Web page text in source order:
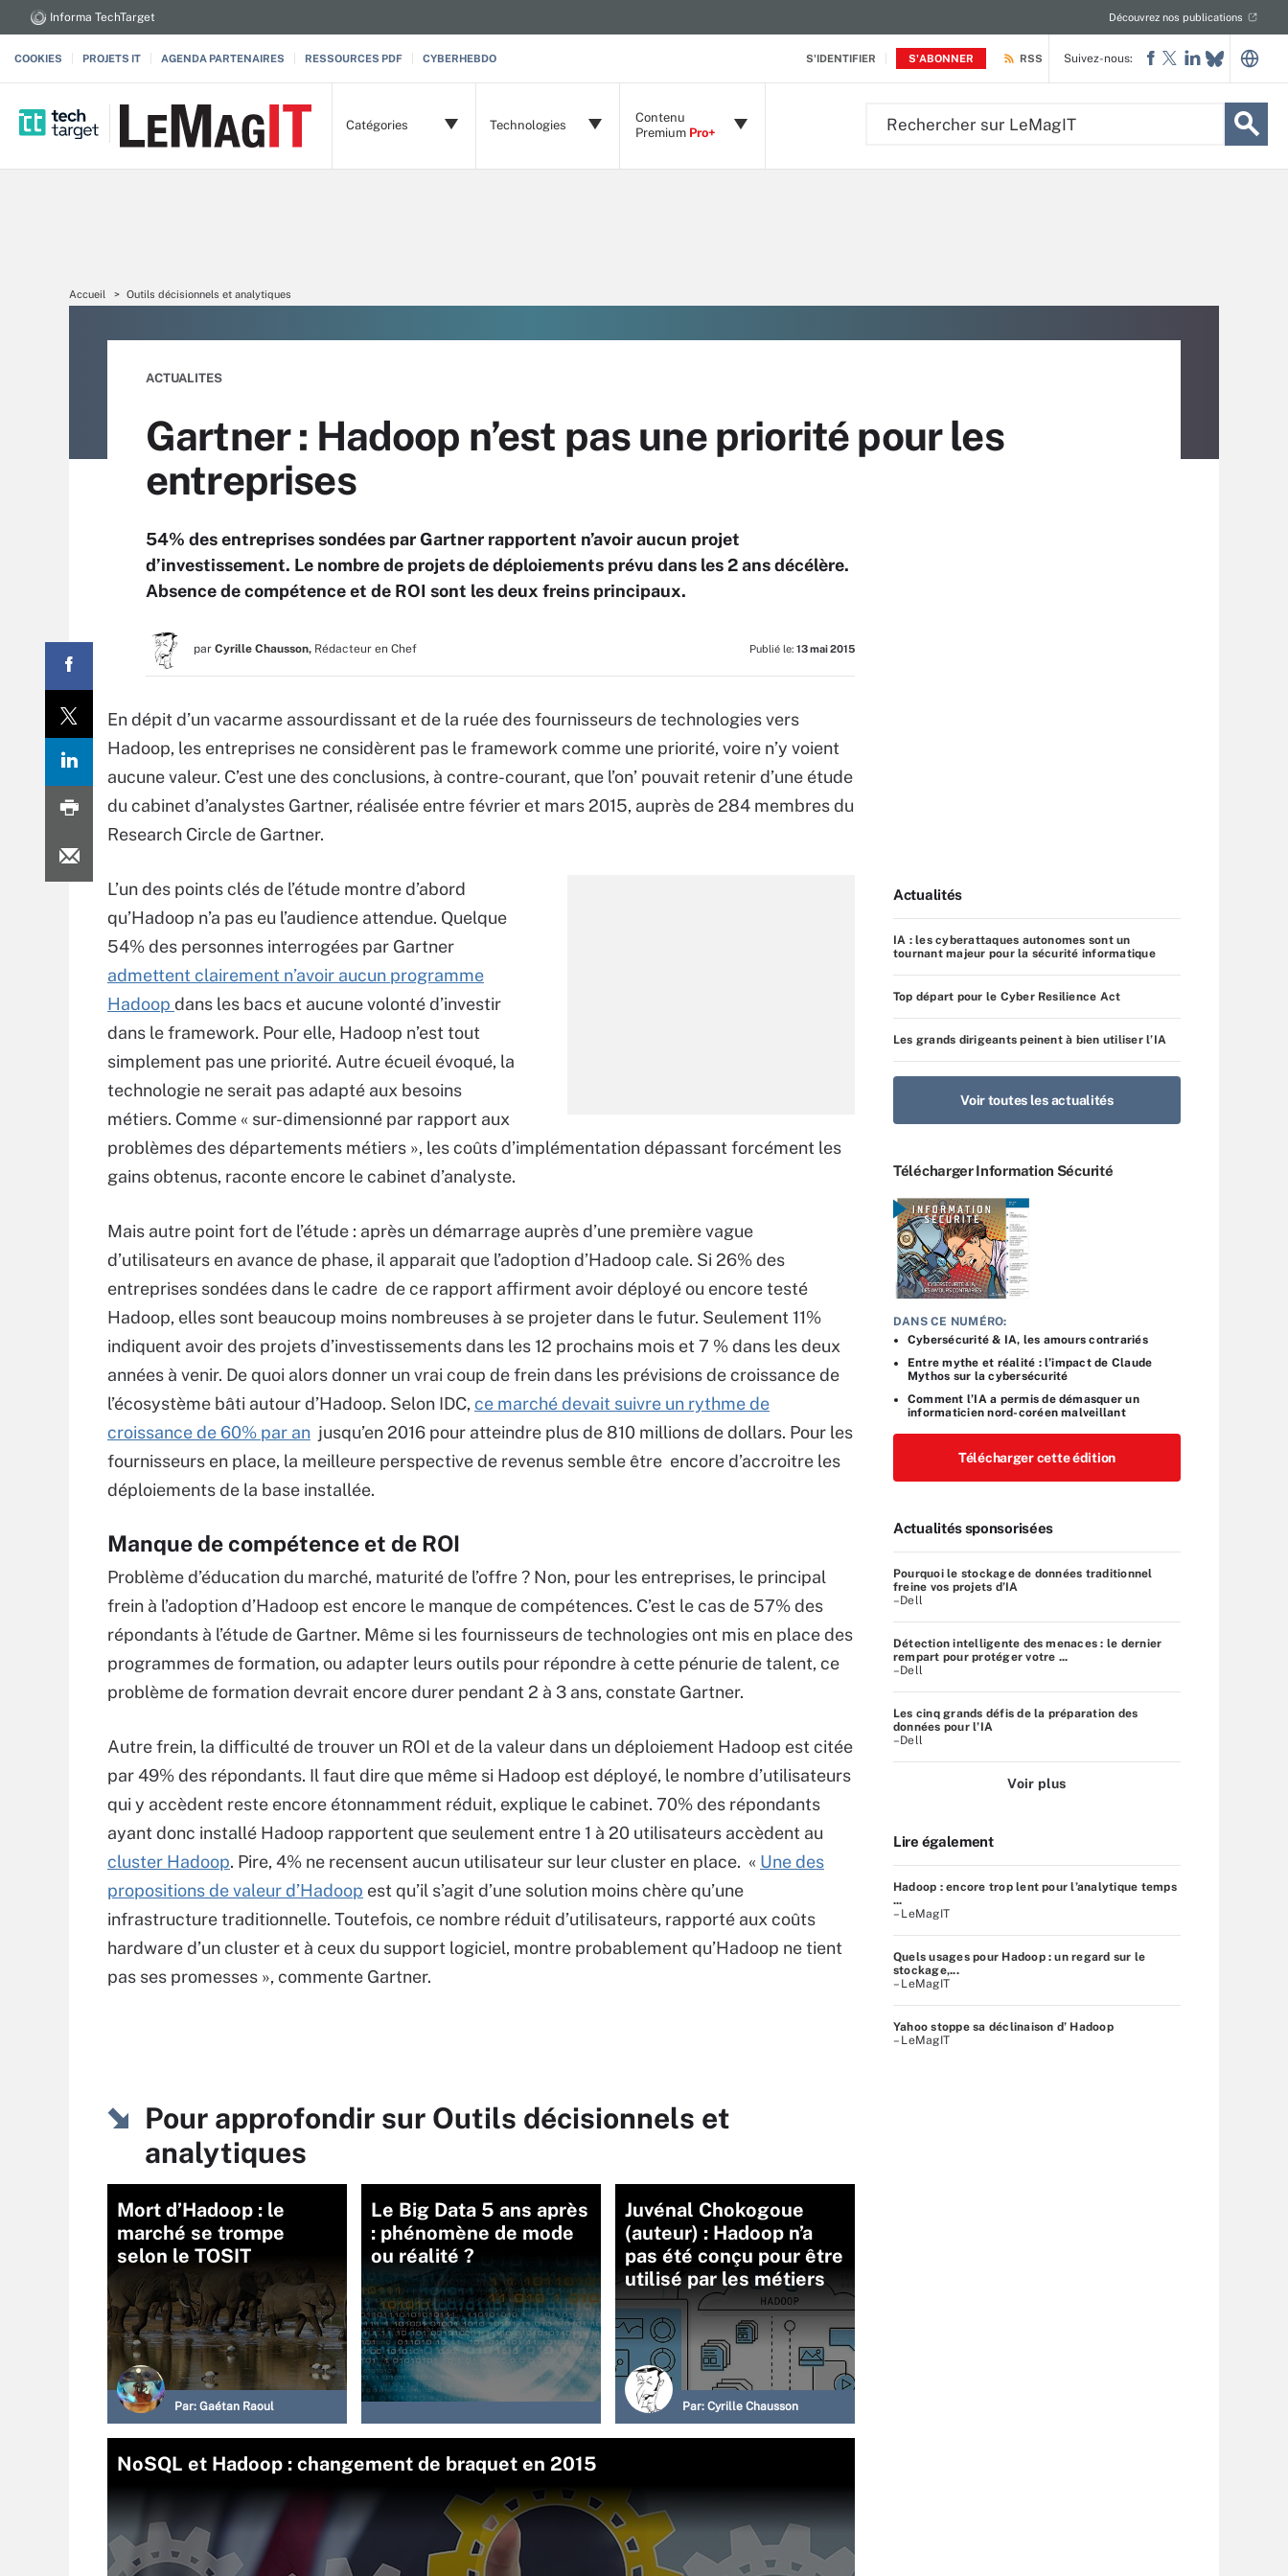
S'IDENTIFIER S'ABONNER
Informa TechTarget Découvrez nos publications
COOKIES PROJETS IT AGENDA PARTENAIRES RESSOURCES PDF CYBERHEBDO RSS
Catégories Technologies
Contenu
Premium Pro+
Suivez-nous:
Accueil Outils décisionnels et analytiques
ACTUALITES
Gartner : Hadoop n’est pas une priorité pour les
entreprises
54% des entreprises sondées par Gartner rapportent n’avoir aucun projet
d’investissement. Le nombre de projets de déploiements prévu dans les 2 ans décélère.
Absence de compétence et de ROI sont les deux freins principaux.
par Cyrille Chausson, Rédacteur en Chef Publié le: 13 mai 2015
En dépit d’un vacarme assourdissant et de la ruée des fournisseurs de technologies vers
Hadoop, les entreprises ne considèrent pas le framework comme une priorité, voire n’y voient
aucune valeur. C’est une des conclusions, à contre-courant, que l’on’ pouvait retenir d’une étude
du cabinet d’analystes Gartner, réalisée entre février et mars 2015, auprès de 284 membres du
Research Circle de Gartner.
L’un des points clés de l’étude montre d’abord
qu’Hadoop n’a pas eu l’audience attendue. Quelque
54% des personnes interrogées par Gartner
admettent clairement n’avoir aucun programme
Hadoop dans les bacs et aucune volonté d’investir
dans le framework. Pour elle, Hadoop n’est tout
simplement pas une priorité. Autre écueil évoqué, la
technologie ne serait pas adapté aux besoins
métiers. Comme « sur-dimensionné par rapport aux
problèmes des départements métiers », les coûts d’implémentation dépassant forcément les
gains obtenus, raconte encore le cabinet d’analyste.
Mais autre point fort de l’étude : après un démarrage auprès d’une première vague
d’utilisateurs en avance de phase, il apparait que l’adoption d’Hadoop cale. Si 26% des
entreprises sondées dans le cadre de ce rapport affirment avoir déployé ou encore testé
Hadoop, elles sont beaucoup moins nombreuses à se projeter dans le futur. Seulement 11%
indiquent avoir des projets d’investissements dans les 12 prochains mois et 7 % dans les deux
années à venir. De quoi alors donner un vrai coup de frein dans les prévisions de croissance de
l’écosystème bâti autour d’Hadoop. Selon IDC, ce marché devait suivre un rythme de
croissance de 60% par an jusqu’en 2016 pour atteindre plus de 810 millions de dollars. Pour les
fournisseurs en place, la meilleure perspective de revenus semble être encore d’accroitre les
déploiements de la base installée.
Manque de compétence et de ROI
Problème d’éducation du marché, maturité de l’offre ? Non, pour les entreprises, le principal
frein à l’adoption d’Hadoop est encore le manque de compétences. C’est le cas de 57% des
répondants à l’étude de Gartner. Même si les fournisseurs de technologies ont mis en place des
programmes de formation, ou adapter leurs outils pour répondre à cette pénurie de talent, ce
problème de formation devrait encore durer pendant 2 à 3 ans, constate Gartner.
Autre frein, la difficulté de trouver un ROI et de la valeur dans un déploiement Hadoop est citée
par 49% des répondants. Il faut dire que même si Hadoop est déployé, le nombre d’utilisateurs
qui y accèdent reste encore étonnamment réduit, explique le cabinet. 70% des répondants
ayant donc installé Hadoop rapportent que seulement entre 1 à 20 utilisateurs accèdent au
cluster Hadoop. Pire, 4% ne recensent aucun utilisateur sur leur cluster en place. « Une des
propositions de valeur d’Hadoop est qu’il s’agit d’une solution moins chère qu’une
infrastructure traditionnelle. Toutefois, ce nombre réduit d’utilisateurs, rapporté aux coûts
hardware d’un cluster et à ceux du support logiciel, montre probablement qu’Hadoop ne tient
pas ses promesses », commente Gartner.
Pour approfondir sur Outils décisionnels et
analytiques
Mort d’Hadoop : le
marché se trompe
selon le TOSIT
Par: Gaétan Raoul
Le Big Data 5 ans après
: phénomène de mode
ou réalité ?
Juvénal Chokogoue
(auteur) : Hadoop n’a
pas été conçu pour être
utilisé par les métiers
Par: Cyrille Chausson
NoSQL et Hadoop : changement de braquet en 2015
Actualités
IA : les cyberattaques autonomes sont un
tournant majeur pour la sécurité informatique
Top départ pour le Cyber Resilience Act
Les grands dirigeants peinent à bien utiliser l’IA
Voir toutes les actualités
Télécharger Information Sécurité
DANS CE NUMÉRO:
Cybersécurité & IA, les amours contrariés
Entre mythe et réalité : l’impact de Claude
Mythos sur la cybersécurité
Comment l’IA a permis de démasquer un
informaticien nord-coréen malveillant
Télécharger cette édition
Actualités sponsorisées
Pourquoi le stockage de données traditionnel
freine vos projets d’IA
–Dell
Détection intelligente des menaces : le dernier
rempart pour protéger votre ...
–Dell
Les cinq grands défis de la préparation des
données pour l’IA
–Dell
Voir plus
Lire également
Hadoop : encore trop lent pour l’analytique temps
...
– LeMagIT
Quels usages pour Hadoop : un regard sur le
stockage,...
– LeMagIT
Yahoo stoppe sa déclinaison d’ Hadoop
– LeMagIT